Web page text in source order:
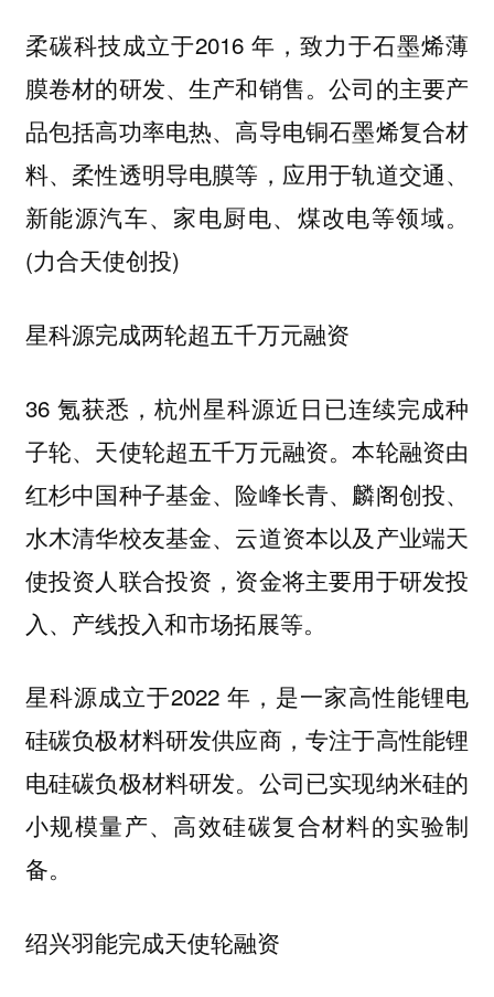
柔碳科技成立于2016 年，致力于石墨烯薄
膜卷材的研发、生产和销售。公司的主要产
品包括高功率电热、高导电铜石墨烯复合材
料、柔性透明导电膜等，应用于轨道交通、
新能源汽车、家电厨电、煤改电等领域。
(力合天使创投)
星科源完成两轮超五千万元融资
36 氪获悉，杭州星科源近日已连续完成种
子轮、天使轮超五千万元融资。本轮融资由
红杉中国种子基金、险峰长青、麟阁创投、
水木清华校友基金、云道资本以及产业端天
使投资人联合投资，资金将主要用于研发投
入、产线投入和市场拓展等。
星科源成立于2022 年，是一家高性能锂电
硅碳负极材料研发供应商，专注于高性能锂
电硅碳负极材料研发。公司已实现纳米硅的
小规模量产、高效硅碳复合材料的实验制
备。
绍兴羽能完成天使轮融资